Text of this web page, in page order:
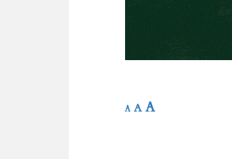
A A A